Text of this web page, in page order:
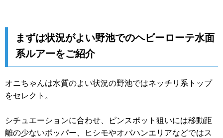
まずは状況がよい野池でのヘビーローテ水面
系ルアーをご紹介
オニちゃんは水質のよい状況の野池ではネッチリ系トップ
をセレクト。
シチュエーションに合わせ、ピンスポット狙いには移動距
離の少ないポッパー、ヒシモやオバハンエリアなどではス